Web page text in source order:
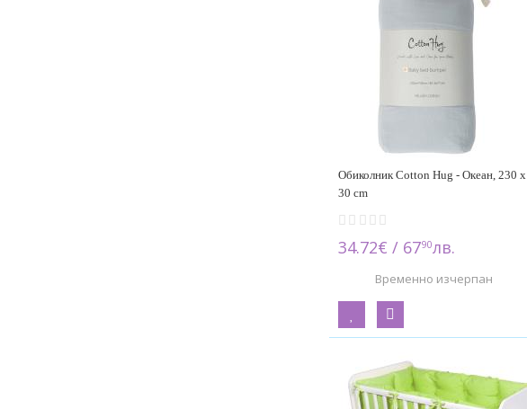
Обиколник Cotton Hug - Океан, 230 х
30 cm
34.72€ / 6790лв.
Временно изчерпан